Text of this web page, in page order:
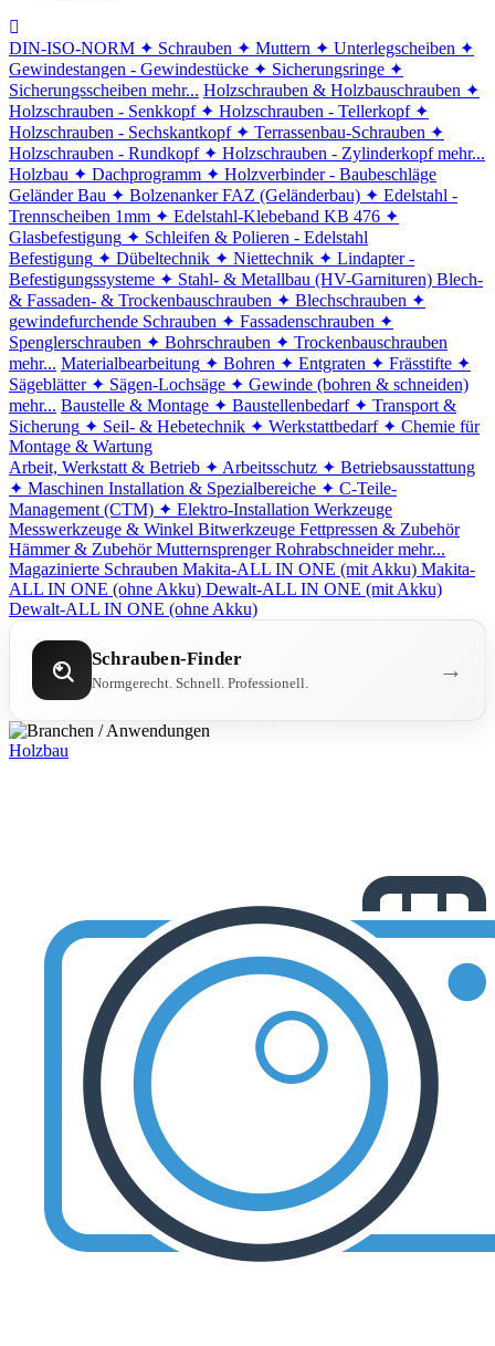
DIN-ISO-NORM ✦ Schrauben ✦ Muttern ✦ Unterlegscheiben ✦
Gewindestangen - Gewindestücke ✦ Sicherungsringe ✦
Sicherungsscheiben mehr... Holzschrauben & Holzbauschrauben ✦
Holzschrauben - Senkkopf ✦ Holzschrauben - Tellerkopf ✦
Holzschrauben - Sechskantkopf ✦ Terrassenbau-Schrauben ✦
Holzschrauben - Rundkopf ✦ Holzschrauben - Zylinderkopf mehr...
Holzbau ✦ Dachprogramm ✦ Holzverbinder - Baubeschläge
Geländer Bau ✦ Bolzenanker FAZ (Geländerbau) ✦ Edelstahl -
Trennscheiben 1mm ✦ Edelstahl-Klebeband KB 476 ✦
Glasbefestigung ✦ Schleifen & Polieren - Edelstahl
Befestigung ✦ Dübeltechnik ✦ Niettechnik ✦ Lindapter -
Befestigungssysteme ✦ Stahl- & Metallbau (HV-Garnituren) Blech-
& Fassaden- & Trockenbauschrauben ✦ Blechschrauben ✦
gewindefurchende Schrauben ✦ Fassadenschrauben ✦
Spenglerschrauben ✦ Bohrschrauben ✦ Trockenbauschrauben
mehr... Materialbearbeitung ✦ Bohren ✦ Entgraten ✦ Frässtifte ✦
Sägeblätter ✦ Sägen-Lochsäge ✦ Gewinde (bohren & schneiden)
mehr... Baustelle & Montage ✦ Baustellenbedarf ✦ Transport &
Sicherung ✦ Seil- & Hebetechnik ✦ Werkstattbedarf ✦ Chemie für
Montage & Wartung
Arbeit, Werkstatt & Betrieb ✦ Arbeitsschutz ✦ Betriebsausstattung
✦ Maschinen Installation & Spezialbereiche ✦ C-Teile-
Management (CTM) ✦ Elektro-Installation Werkzeuge
Messwerkzeuge & Winkel Bitwerkzeuge Fettpressen & Zubehör
Hämmer & Zubehör Mutternsprenger Rohrabschneider mehr...
Magazinierte Schrauben Makita-ALL IN ONE (mit Akku) Makita-
ALL IN ONE (ohne Akku) Dewalt-ALL IN ONE (mit Akku)
Dewalt-ALL IN ONE (ohne Akku)
Schrauben-Finder
Normgerecht. Schnell. Professionell. →
Holzbau